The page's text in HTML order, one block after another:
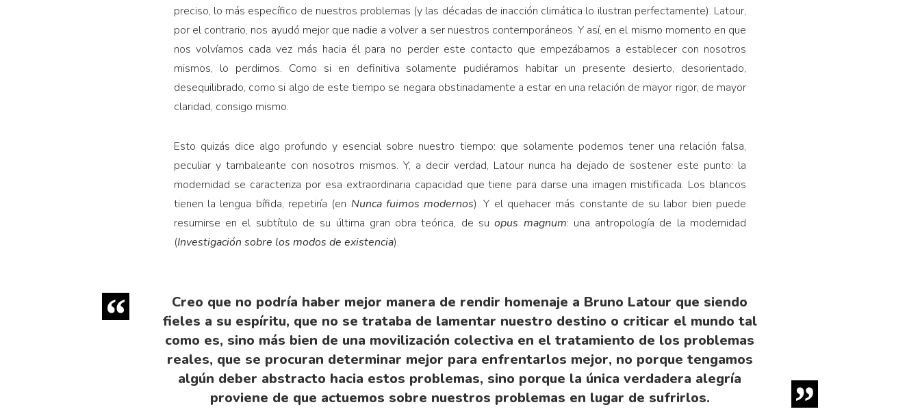
preciso, lo más específico de nuestros problemas (y las décadas de inacción climática lo ilustran perfectamente). Latour,
por el contrario, nos ayudó mejor que nadie a volver a ser nuestros contemporáneos. Y así, en el mismo momento en que
nos volvíamos cada vez más hacia él para no perder este contacto que empezábamos a establecer con nosotros
mismos, lo perdimos. Como si en definitiva solamente pudiéramos habitar un presente desierto, desorientado,
desequilibrado, como si algo de este tiempo se negara obstinadamente a estar en una relación de mayor rigor, de mayor
claridad, consigo mismo.
Esto quizás dice algo profundo y esencial sobre nuestro tiempo: que solamente podemos tener una relación falsa,
peculiar y tambaleante con nosotros mismos. Y, a decir verdad, Latour nunca ha dejado de sostener este punto: la
modernidad se caracteriza por esa extraordinaria capacidad que tiene para darse una imagen mistificada. Los blancos
tienen la lengua bífida, repetiría (en Nunca fuimos modernos). Y el quehacer más constante de su labor bien puede
resumirse en el subtítulo de su última gran obra teórica, de suopus magnum: una antropología de la modernidad
(Investigación sobre los modos de existencia).
Creo que no podría haber mejor manera de rendir homenaje a Bruno Latour que siendo
fieles a su espíritu, que no se trataba de lamentar nuestro destino o criticar el mundo tal
como es, sino más bien de una movilización colectiva en el tratamiento de los problemas
reales, que se procuran determinar mejor para enfrentarlos mejor, no porque tengamos
algún deber abstracto hacia estos problemas, sino porque la única verdadera alegría
proviene de que actuemos sobre nuestros problemas en lugar de sufrirlos.